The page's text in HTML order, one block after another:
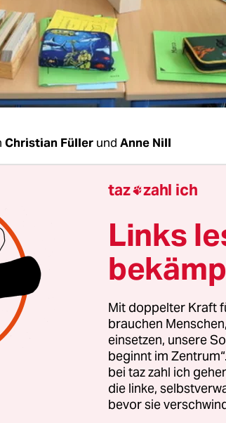
Christian Füller und Anne Nill
Hamburgs Bürger haben sich
ausgesprochen. Haben Sie sich
der Schulen nötig ist?
Die Bereitschaft zu einem
noch nicht da, das
es so nicht weitergehen kann. In
des Drucks und der
sich die Eltern dann gegen
wie in Hamburg?
taz zahl ich
Links
Mit doppelter Kraft
brauchen
einsetzen, unsere
beginnt im
bei taz zahl ich
die linke,
bevor sie